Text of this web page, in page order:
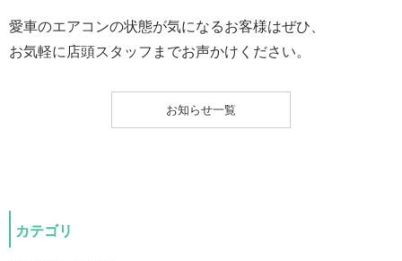
愛車のエアコンの状態が気になるお客様はぜひ、
お気軽に店頭スタッフまでお声かけください。
お知らせ一覧
カテゴリ